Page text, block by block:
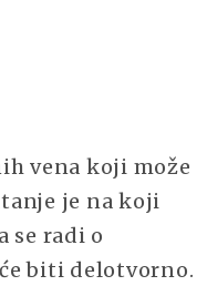
vena koji može
je na koji
se radi o
biti delotvorno.